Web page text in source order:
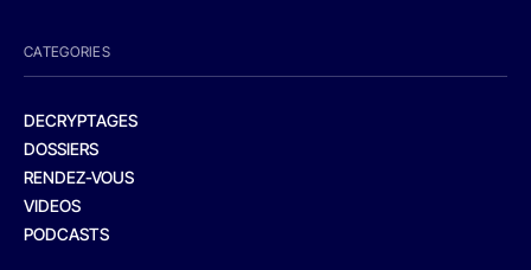
CATEGORIES
DECRYPTAGES
DOSSIERS
RENDEZ-VOUS
VIDEOS
PODCASTS